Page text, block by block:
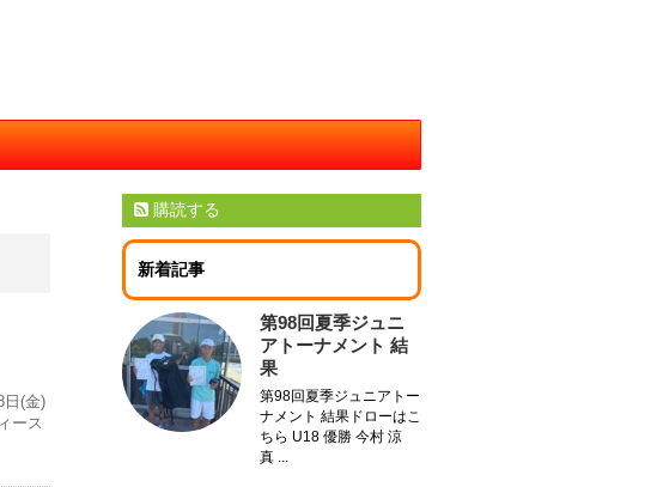
日(金)
ース
購読する
新着記事
第98回夏季ジュニ
アトーナメント 結
果
第98回夏季ジュニアトー
ナメント 結果ドローはこ
ちら U18 優勝 今村 涼
真 ...